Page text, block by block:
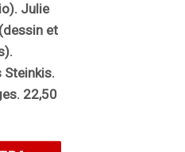
Julie
et
Steinkis.
22,50